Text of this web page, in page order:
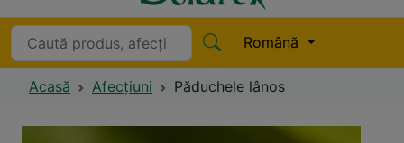
Română
Acasă Afecțiuni Păduchele lânos